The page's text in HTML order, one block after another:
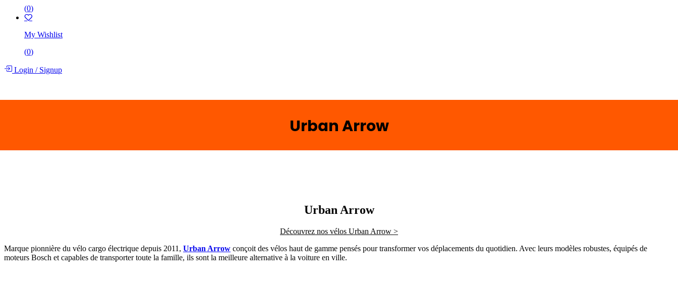
(0)
My Wishlist
(0)
Login /Signup
Urban Arrow
Urban Arrow
Découvrez nos vélos Urban Arrow >
Marque pionnière du vélo cargo électrique depuis 2011, Urban Arrow conçoit des vélos haut de gamme pensés pour transformer vos déplacements du quotidien. Avec leurs modèles robustes, équipés de
moteurs Bosch et capables de transporter toute la famille, ils sont la meilleure alternative à la voiture en ville.